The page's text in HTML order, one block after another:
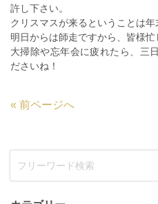
許し下さい。
クリスマスが来るということは年
明日からは師走ですから、皆様忙
大掃除や忘年会に疲れたら、三
ださいね！
« 前ページへ